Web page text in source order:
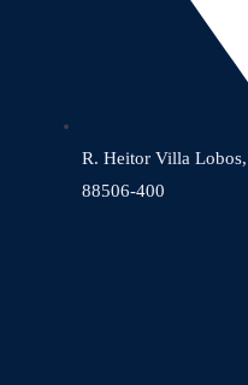
R. Heitor Villa Lobos,
88506-400